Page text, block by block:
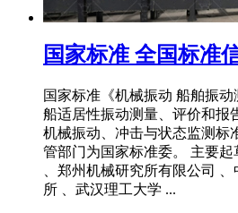
国家标准 全国标准
国家标准《机械振动 船舶振
船适居性振动测量、评价和报
机械振动、冲击与状态监测标
管部门为国家标准委。 主要
、郑州机械研究所有限公司
所 、武汉理工大学 ...